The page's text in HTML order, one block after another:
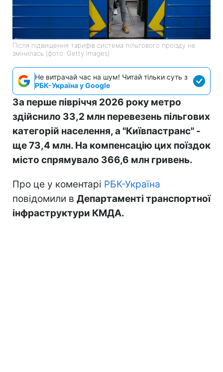
Після підвищення тарифів система пільгового проїзду не
змінилась (фото: Getty Images)
Не витрачай час на шум! Читай тільки суть з
РБК-Україна у Google
За перше півріччя 2026 року метро
здійснило 33,2 млн перевезень пільгових
категорій населення, а "Київпастранс" -
ще 73,4 млн. На компенсацію цих поїздок
місто спрямувало 366,6 млн гривень.
Про це у коментарі РБК-Україна
повідомили в Департаменті транспортної
інфраструктури КМДА.